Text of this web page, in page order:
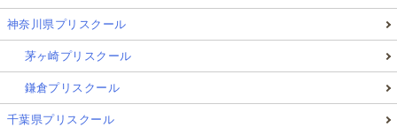
神奈川県プリスクール
茅ヶ崎プリスクール
鎌倉プリスクール
千葉県プリスクール